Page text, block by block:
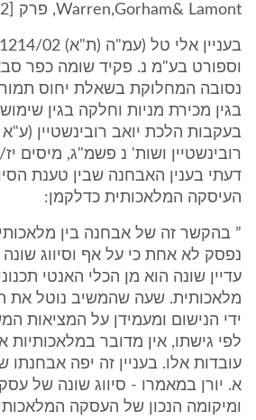
Warren,Gorham& Lamont, פרק [2]8.07
וספורט בע"מ נ. פקיד שומה כפר
נסובה המחלוקת בשאלת יחוס
בגין מכירת מניות וחלקה בגין
דעתי בענין האבחנה שבין טענת
העיסקה המלאכותית כדלקמן:
” בהקשר זה של אבחנה בין
נפסק לא אחת כי על אף וסיווג שונה
עדיין שונה הוא מן הכלי האנטי
מלאכותית. שעה שהמשיב נוטל את
ידי הנישום ומעמידן על המציאות
לפי גישתו, אין מדובר במלאכותיות
עובדות אלו. בעניין זה יפה
א. יורן במאמרו - סיווג שונה של